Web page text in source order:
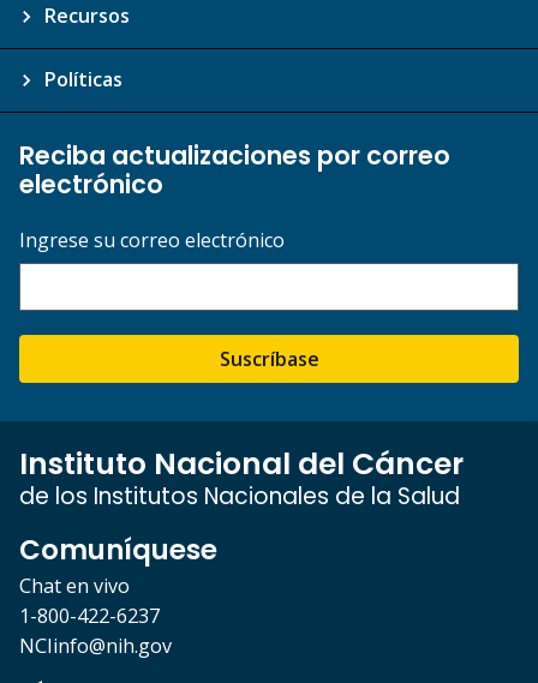
Recursos
Políticas
Reciba actualizaciones por correo
electrónico
Ingrese su correo electrónico
Suscríbase
Instituto Nacional del Cáncer
de los Institutos Nacionales de la Salud
Comuníquese
Chat en vivo
1-800-422-6237
NCIinfo@nih.gov